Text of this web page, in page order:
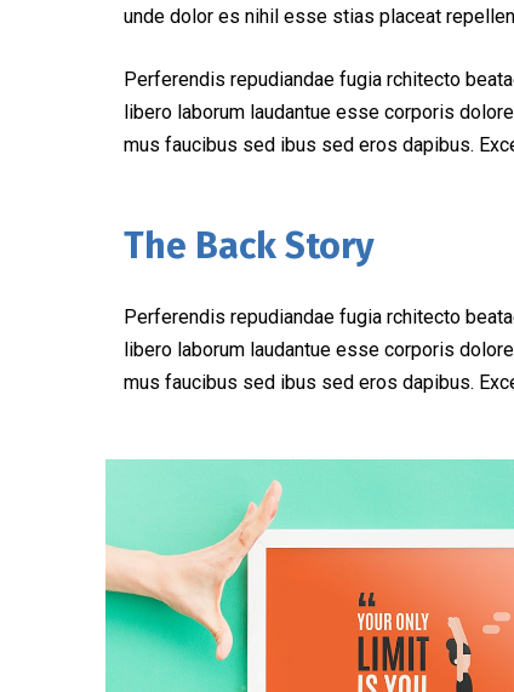
unde dolor es nihil esse stias placeat
Perferendis repudiandae fugia rchitecto
libero laborum laudantue esse corporis
mus faucibus sed ibus sed eros dapibus.
The Back Story
Perferendis repudiandae fugia rchitecto
libero laborum laudantue esse corporis
mus faucibus sed ibus sed eros dapibus.